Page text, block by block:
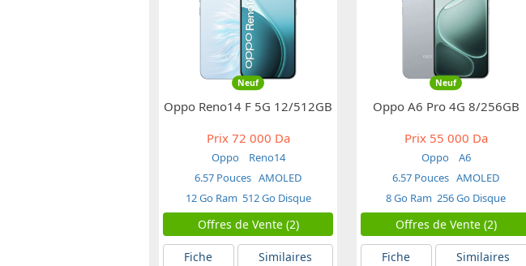
Neuf
Oppo Reno14 F 5G 12/512GB
Prix72 000 Da
Oppo
Reno14
6.57 Pouces AMOLED
12 Go Ram 512 Go Disque
Offres de Vente (2)
Fiche
Similaires
Neuf
Oppo A6 Pro 4G 8/256GB
Prix55 000 Da
Oppo
A6
6.57 Pouces AMOLED
8 Go Ram 256 Go Disque
Offres de Vente (2)
Fiche
Similaires